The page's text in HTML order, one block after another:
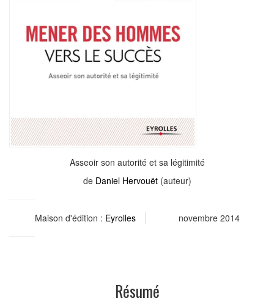
Asseoir son autorité et sa légitimité
de Daniel Hervouët(auteur)
Maison d'édition : Eyrolles novembre 2014
Résumé